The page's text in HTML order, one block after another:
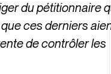
du pétitionnaire
ces derniers
de contrôler les